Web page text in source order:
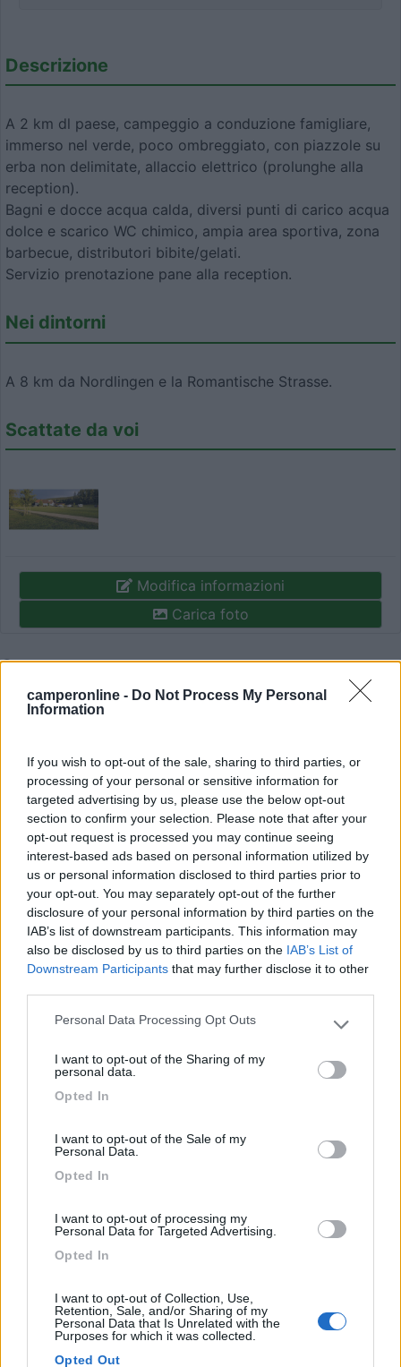
camperonline - Do Not Process My Personal
Information
If you wish to opt-out of the sale, sharing to third parties, or
processing of your personal or sensitive information for
targeted advertising by us, please use the below opt-out
section to confirm your selection. Please note that after your
opt-out request is processed you may continue seeing
interest-based ads based on personal information utilized by
us or personal information disclosed to third parties prior to
your opt-out. You may separately opt-out of the further
disclosure of your personal information by third parties on the
IAB’s list of downstream participants. This information may
also be disclosed by us to third parties on the IAB’s List of
Downstream Participants that may further disclose it to other
Please note that this website/app uses one or more Google
not limited to your visit or usage behaviour. You may click to
use your data for below specified purposes in below Google
Personal Data Processing Opt Outs
I want to opt-out of the Sharing of my
personal data.
Opted In
I want to opt-out of the Sale of my
Personal Data.
Opted In
I want to opt-out of processing my
Personal Data for Targeted Advertising.
Opted In
I want to opt-out of Collection, Use,
Retention, Sale, and/or Sharing of my
Personal Data that Is Unrelated with the
Purposes for which it was collected.
Opted Out
Descrizione
A 2 km dl paese, campeggio a conduzione famigliare,
immerso nel verde, poco ombreggiato, con piazzole su
erba non delimitate, allaccio elettrico (prolunghe alla
reception).
Bagni e docce acqua calda, diversi punti di carico acqua
dolce e scarico WC chimico, ampia area sportiva, zona
barbecue, distributori bibite/gelati.
Servizio prenotazione pane alla reception.
Nei dintorni
A 8 km da Nordlingen e la Romantische Strasse.
Scattate da voi
Modifica informazioni
Carica foto
Commenta
Fai ilLoginper
Recensioni degli Utenti
Seleziona gli argomenti per leggere le recensioni:
Accoglienza (1) Caratteristiche (1)
Posizione (1)
Pulizia (1)
Servizi (1)
Mostra tutto
LucyMaxErySky 16/08/2023 16:22
Campeggio su ampio prato, piazzole non
delimitate ma lo spazio è talmente tanto che la
lavatrice. Unico neo: poca ombra. Nordlingen
può essere raggiunta anche in bicicletta, con
qualche salita. Accoglienza gentile.
Accoglienza Caratteristiche Posizione
Servizi
Camping Latsch an der Etsch
Laces(BZ)